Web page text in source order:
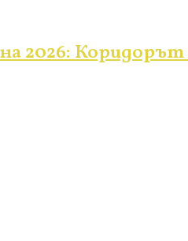
2026: